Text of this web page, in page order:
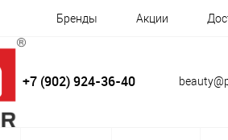
Бренды Акции
+7 (902) 924-36-40